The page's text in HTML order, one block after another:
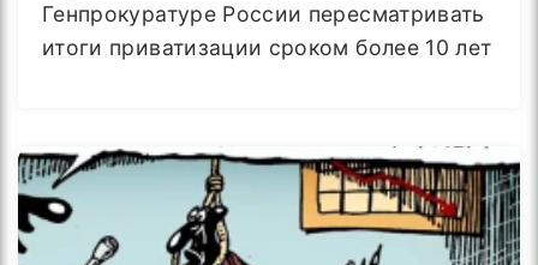
Генпрокуратуре России пересматривать
итоги приватизации сроком более 10 лет